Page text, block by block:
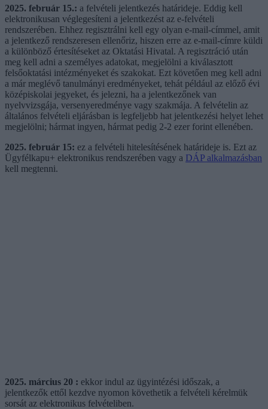
2025. február 15.: a felvételi jelentkezés határideje. Eddig kell
elektronikusan véglegesíteni a jelentkezést az e-felvételi
rendszerében. Ehhez regisztrálni kell egy olyan e-mail-címmel, amit
a jelentkező rendszeresen ellenőriz, hiszen erre az e-mail-címre küldi
a különböző értesítéseket az Oktatási Hivatal. A regisztráció után
meg kell adni a személyes adatokat, megjelölni a kiválasztott
felsőoktatási intézményeket és szakokat. Ezt követően meg kell adni
a már meglévő tanulmányi eredményeket, tehát például az előző évi
középiskolai jegyeket, és jelezni, ha a jelentkezőnek van
nyelvvizsgája, versenyeredménye vagy szakmája. A felvételin az
általános felvételi eljárásban is legfeljebb hat jelentkezési helyet lehet
megjelölni; hármat ingyen, hármat pedig 2-2 ezer forint ellenében.
2025. február 15: ez a felvételi hitelesítésének határideje is. Ezt az
Ügyfélkapu+ elektronikus rendszerében vagy a DÁP alkalmazásban
kell megtenni.
2025. március 20 : ekkor indul az ügyintézési időszak, a
jelentkezők ettől kezdve nyomon követhetik a felvételi kérelmük
sorsát az elektronikus felvételiben.